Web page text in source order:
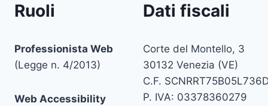
Ruoli
Professionista Web
(Legge n. 4/2013)
Web Accessibility
Dati fiscali
Corte del Montello, 3
30132 Venezia (VE)
C.F.
P. IVA: 03378360279